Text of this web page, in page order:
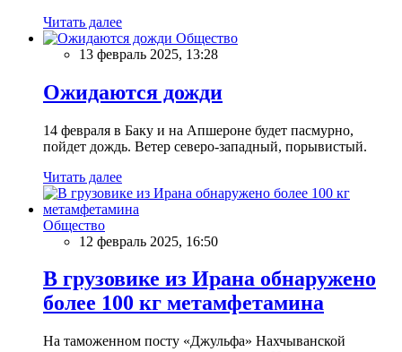
Читать далее
Общество
13 февраль 2025, 13:28
Ожидаются дожди
14 февраля в Баку и на Апшероне будет пасмурно,
пойдет дождь. Ветер северо-западный, порывистый.
Читать далее
Общество
12 февраль 2025, 16:50
В грузовике из Ирана обнаружено
более 100 кг метамфетамина
На таможенном посту «Джульфа» Нахчыванской